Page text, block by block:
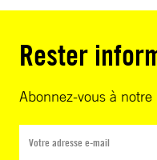
Rester
Abonnez-vous à